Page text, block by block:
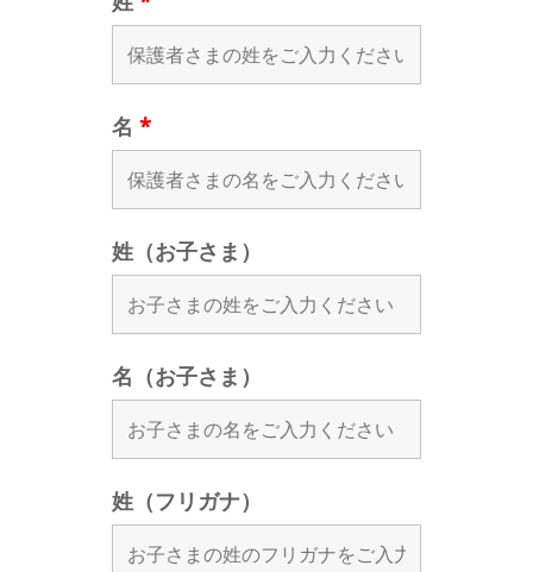
名 *
姓（お子さま）
名（お子さま）
姓（フリガナ）